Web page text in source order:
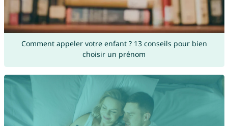
Comment appeler votre enfant ? 13 conseils pour bien
choisir un prénom